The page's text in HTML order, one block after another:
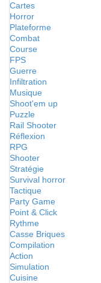
Cartes
Horror
Plateforme
Combat
Course
FPS
Guerre
Infiltration
Musique
Shoot'em up
Puzzle
Rail Shooter
Réflexion
RPG
Shooter
Stratégie
Survival horror
Tactique
Party Game
Point & Click
Rythme
Casse Briques
Compilation
Action
Simulation
Cuisine